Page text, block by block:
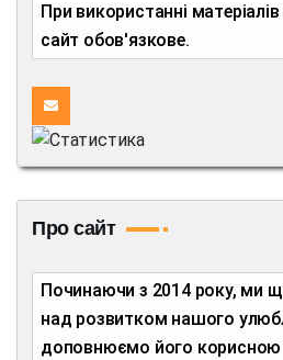
При використанні
сайт обов'язкове.
Про сайт
Починаючи з 2014 року, ми щоденно працюємо
над розвитком нашого
доповнюємо його корисною